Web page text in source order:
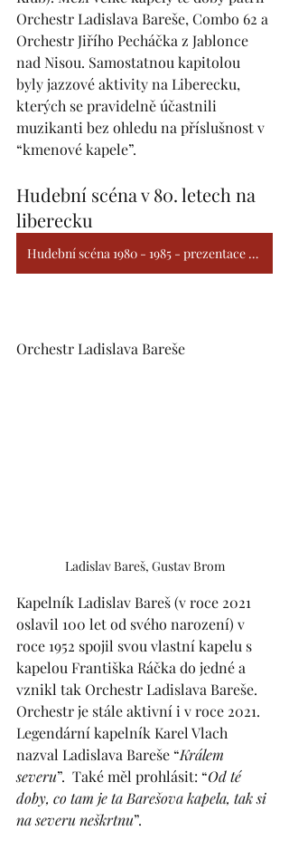
Orchestr Ladislava Bareše, Combo 62 a
Orchestr Jiřího Pecháčka z Jablonce
nad Nisou. Samostatnou kapitolou
byly jazzové aktivity na Liberecku,
kterých se pravidelně účastnili
muzikanti bez ohledu na příslušnost v
“kmenové kapele”.
Hudební scéna v 80. letech na
liberecku
Hudební scéna 1980 - 1985 - prezentace YouTube
Orchestr Ladislava Bareše
Ladislav Bareš, Gustav Brom
Kapelník Ladislav Bareš (v roce 2021
oslavil 100 let od svého narození) v
roce 1952 spojil svou vlastní kapelu s
kapelou Františka Ráčka do jedné a
vznikl tak Orchestr Ladislava Bareše.
Orchestr je stále aktivní i v roce 2021.
Legendární kapelník Karel Vlach
nazval Ladislava Bareše “Králem
severu”.  Také měl prohlásit: “Od té
doby, co tam je ta Barešova kapela, tak si
na severu neškrtnu”.